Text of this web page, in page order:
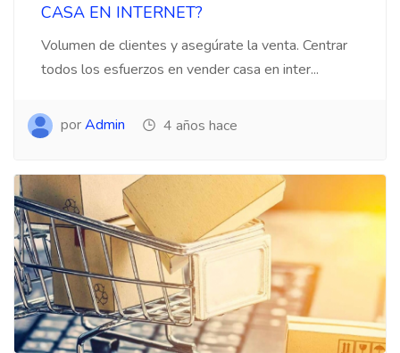
CASA EN INTERNET?
Volumen de clientes y asegúrate la venta. Centrar
todos los esfuerzos en vender casa en inter...
porAdmin 4 años hace